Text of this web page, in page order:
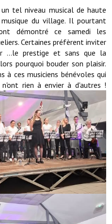
tel niveau musical de haute
du village. Il pourtant
démontré ce samedi les
Certaines préfèrent inviter
...le prestige et sans que la
pourquoi bouder son plaisir.
ces musiciens bénévoles qui
rien à envier à d'autres !